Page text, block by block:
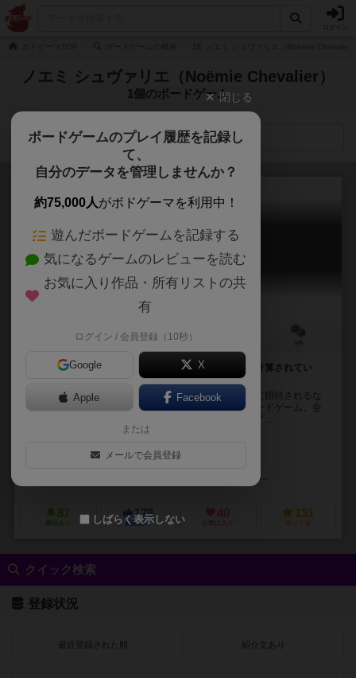
ノエミ シュヴァリエ（Noëmie Chevalier）
1個のボードゲーム
検索メニュー
クルティザン
Courtisans
20～30分
繁栄か凋落か。女王を取り巻く宮廷人の未来は、全て計算されてい
女王陛下の命によって王室の執事から宮廷での晩餐会に招待されるな
か、なるべく女王の寵愛を受けられるように目指すカードゲーム。全
員の手札が無くなったら、ゲーム終了です。ゲーム終了...
ノエミ・シュヴァリエ（Noëmie Chevalier）
87
興味あり
178
経験あり お気に入り
131
持ってる
クイック検索
登録状況
最近登録された順 紹介文あり
閉じる
ボードゲームのプレイ履歴を記録し
て、
自分のデータを管理しませんか？
約75,000人がボドゲーマを利用中！
遊んだボードゲームを記録する
気になるゲームのレビューを読む
お気に入り作品・所有リストの共
有
ログイン / 会員登録（10秒）
Google X
Apple Facebook
または
メールで会員登録
しばらく表示しない